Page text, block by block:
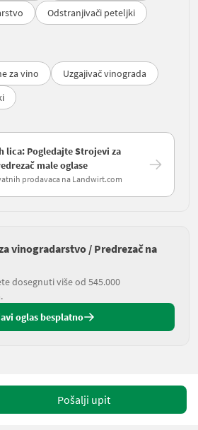
Odstranjivači peteljki
za vino
Uzgajivač vinograda
lica: Pogledajte Strojevi za
male oglase
prodavaca na Landwirt.com
vinogradarstvo / Predrezač na
dosegnuti više od 545.000
oglas besplatno
Pošalji upit